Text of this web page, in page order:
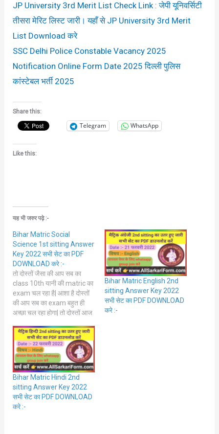
JP University 3rd Merit List Check Link : जेपी यूनिवर्सिटी
तीसरा मेरिट लिस्ट जारी। यहाँ से JP University 3rd Merit
List Download करे
SSC Delhi Police Constable Vacancy 2025
Notification Online Form Date 2025 दिल्ली पुलिस
कांस्टेबल भर्ती 2025
Share this:
Telegram WhatsApp
Like this:
यह भी जरुर पढ़े :-
Bihar Matric Social
Science 1st sitting Answer
Key 2022 सभी सेट का PDF
DOWNLOAD करे :-
तो दोस्तों जैसा की आप सब का
class 10th यानी की matric का
exam चल रहा है| आशा है दोस्तों
की आप सब का exam बहुत ही
अच्छा चल रहा होगा| तो दोस्तों आज
की Social Science का exam
था, आपने अपना exam बहुत ही…
Bihar Matric English 2nd
sitting Answer Key 2022
सभी सेट का PDF DOWNLOAD
करे :-
Bihar Matric Hindi 2nd
sitting Answer Key 2022
सभी सेट का PDF DOWNLOAD
करे :-